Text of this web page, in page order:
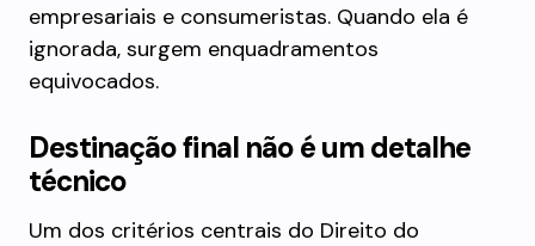
empresariais e consumeristas. Quando ela é
ignorada, surgem enquadramentos
equivocados.
Destinação final não é um detalhe
técnico
Um dos critérios centrais do Direito do